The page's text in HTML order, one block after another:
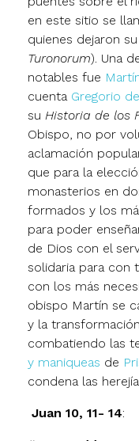
en este sitio se
quienes dejaron
Turonorum). Una
notables fue
cuenta Gregorio
su Historia de los
Obispo, no por
aclamación
que para la
monasterios en
formados y los
para poder
de Dios con el
solidaria para con
con los más
obispo Martín se
y la
combatiendo las
y maniqueas de
condena las
Juan 10, 11- 14: